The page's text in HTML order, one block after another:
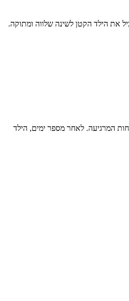
המרגיעה. לאחר מספר ימים, הילד